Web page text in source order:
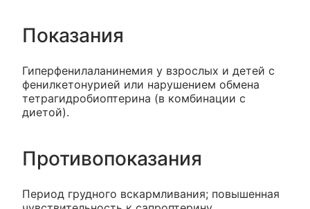
Показания
Гиперфенилаланинемия у взрослых и детей с
фенилкетонурией или нарушением обмена
тетрагидробиоптерина (в комбинации с
диетой).
Противопоказания
Период грудного вскармливания; повышенная